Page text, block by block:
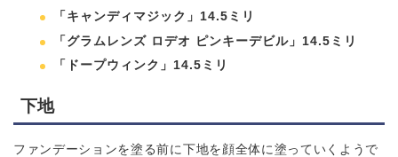
「キャンディマジック」14.5ミリ
「グラムレンズ ロデオ ピンキーデビル」14.5ミリ
「ドープウィンク」14.5ミリ
下地
ファンデーションを塗る前に下地を顔全体に塗っていくようで